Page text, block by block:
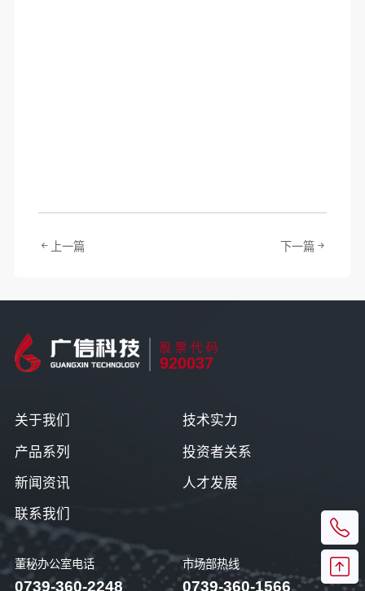
上一篇 下一篇
股票代码
920037
董秘办公室电话
0739-360-2248
市场部热线
0739-360-1566
关于我们 技术实力
产品系列 投资者关系
新闻资讯 人才发展
联系我们